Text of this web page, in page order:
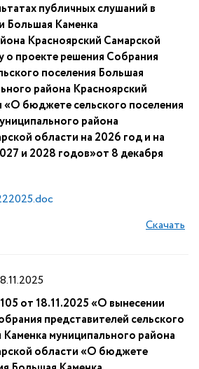
публичных слушаний в
Большая Каменка
Красноярский Самарской
о проекте решения Собрания
поселения Большая
района Красноярский
«О бюджете сельского поселения
района
области на 2026 год и на
и 2028 годов»от 8 декабря
Скачать
от 18.11.2025 «О вынесении
представителей сельского
муниципального района
области «О бюджете